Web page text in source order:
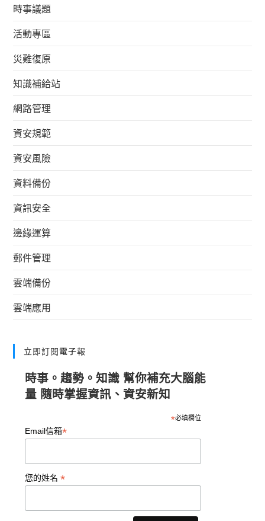
時事議題
活動專區
災難復原
知識補給站
網路管理
資安規範
資安風險
資料備份
資訊安全
邊緣運算
郵件管理
雲端備份
雲端應用
立即訂閱電子報
時事。趨勢。知識 幫你補充大腦能
量 隨時掌握資訊、資安新知
*必填欄位
Email信箱*
您的姓名*